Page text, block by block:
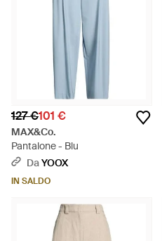
127 €101 €
MAX&Co.
Pantalone - Blu
DaYOOX
IN SALDO